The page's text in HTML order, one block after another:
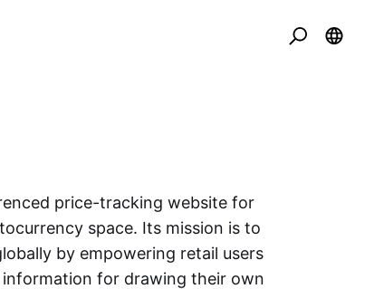
price-tracking website for
space. Its mission is to
by empowering retail users
for drawing their own